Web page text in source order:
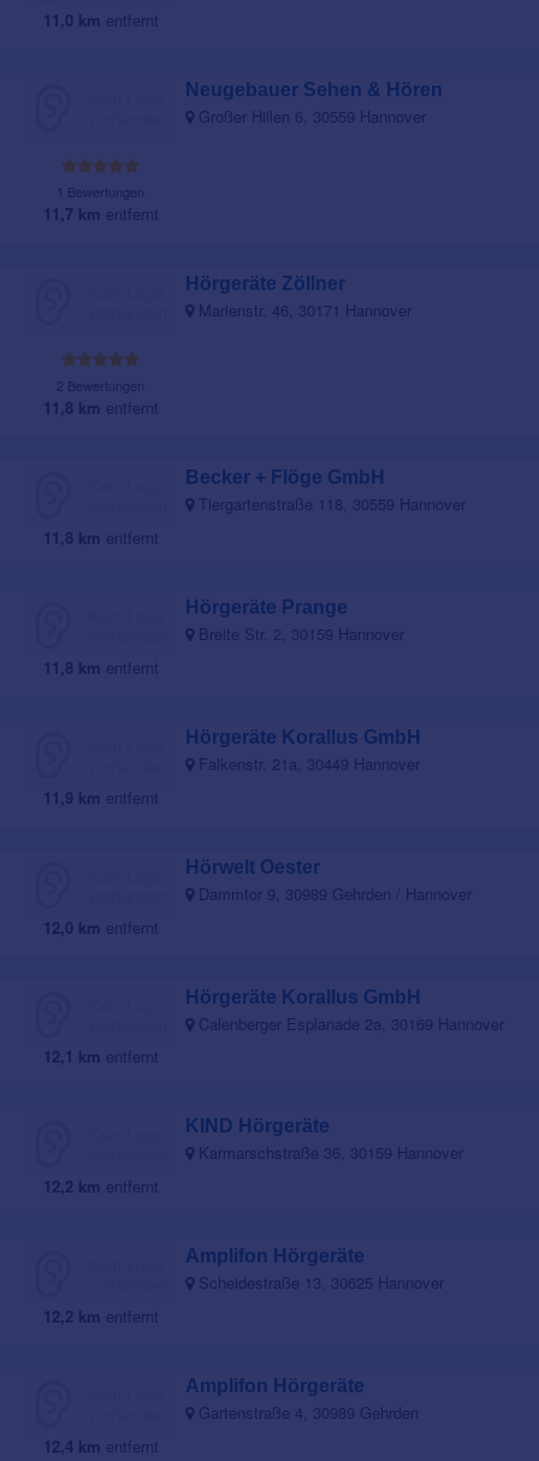
11,0 km entfernt
1 Bewertungen
11,7 km entfernt
Neugebauer Sehen & Hören
Großer Hillen 6, 30559 Hannover
2 Bewertungen
11,8 km entfernt
Hörgeräte Zöllner
Marienstr. 46, 30171 Hannover
11,8 km entfernt
Becker + Flöge GmbH
Tiergartenstraße 118, 30559 Hannover
11,8 km entfernt
Hörgeräte Prange
Breite Str. 2, 30159 Hannover
11,9 km entfernt
Hörgeräte Korallus GmbH
Falkenstr. 21a, 30449 Hannover
12,0 km entfernt
Hörwelt Oester
Dammtor 9, 30989 Gehrden / Hannover
12,1 km entfernt
Hörgeräte Korallus GmbH
Calenberger Esplanade 2a, 30169 Hannover
12,2 km entfernt
KIND Hörgeräte
Karmarschstraße 36, 30159 Hannover
12,2 km entfernt
Amplifon Hörgeräte
Scheidestraße 13, 30625 Hannover
12,4 km entfernt
Amplifon Hörgeräte
Gartenstraße 4, 30989 Gehrden